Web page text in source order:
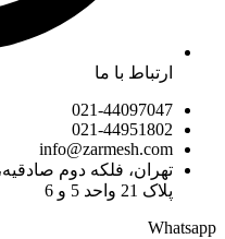
ارتباط با ما
021-44097047
021-44951802
info@zarmesh.com
تهران، فلکه دوم
پلاک 21 واحد 5 و 6
Whatsapp